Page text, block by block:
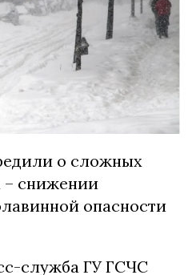
о сложных
– снижении
опасности
служба ГУ ГСЧС